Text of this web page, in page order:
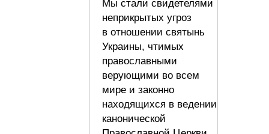
Мы стали свидетелями
неприкрытых угроз
в отношении святынь
Украины, чтимых
православными
верующими во всем
мире и законно
находящихся в ведении
канонической